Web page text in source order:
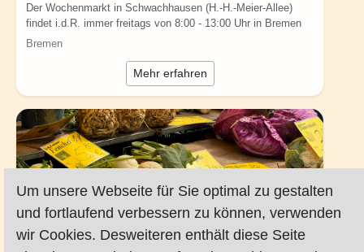
Der Wochenmarkt in Schwachhausen (H.-H.-Meier-Allee)
findet i.d.R. immer freitags von 8:00 - 13:00 Uhr in Bremen
(Ecke...
Bremen
Mehr erfahren
Ausflugstipp: Bremen - Wochenmarkt Borgfeld
Um unsere Webseite für Sie optimal zu gestalten
und fortlaufend verbessern zu können, verwenden
wir Cookies. Desweiteren enthält diese Seite